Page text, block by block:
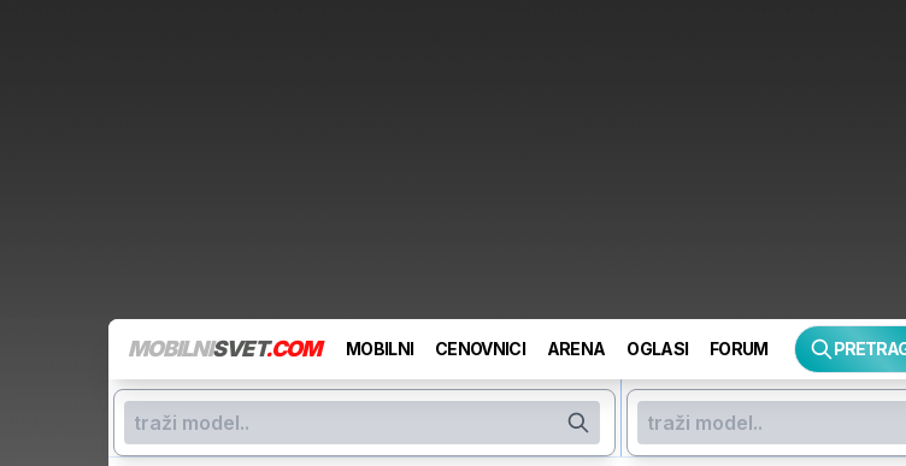
MOBILNISVET.COM MOBILNI CENOVNICI ARENA OGLASI FORUM